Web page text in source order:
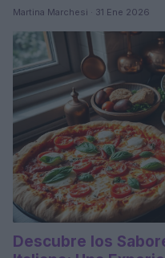
Martina Marchesi · 31 Ene 2026
Descubre los